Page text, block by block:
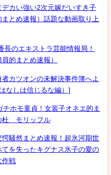
カい強い2次元嫁だいすき子
とめ速報）話題な動画取り上
のエキストラ芸能情報局！
的まとめ速報）
カツオンの未解決事件簿へよ
なしは信じるな編）]
ホモ童貞！女装子オネエ的ま
杜 モリッフル
騒然まとめ速報！超氷河期世
を失ったキグナス氷子の愛の
作戦